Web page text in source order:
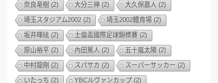
奈良竜樹 (2) 大分三神 (2) 大久保嘉人 (2)
埼玉スタジアム2002 (2) 埼玉2002體育場 (2)
坂井暉絃 (2) 土倫盃國際足球錦標賽 (2)
原山裕平 (2) 內田篤人 (2) 五十嵐太陽 (2)
中村龍剛 (2) スパサカ (2) スーパーサッカー (2)
いたっち (2) YBCルヴァンカップ (2)